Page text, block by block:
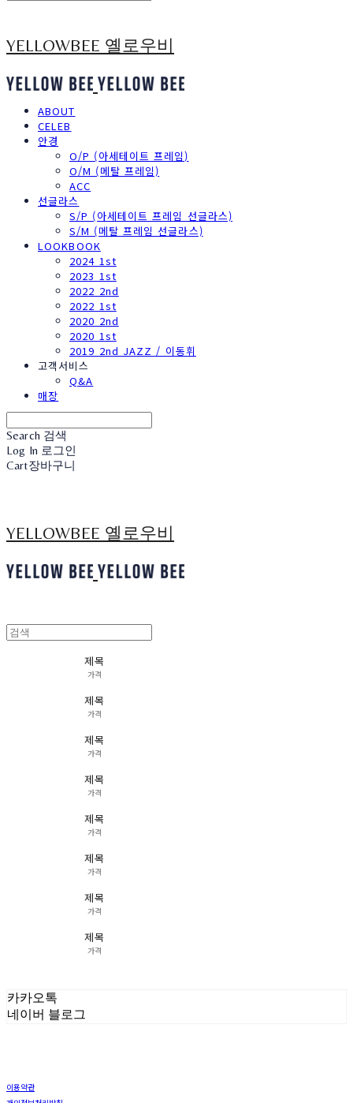
YELLOWBEE 옐로우비
ABOUT
CELEB
안경
O/P (아세테이트 프레임)
O/M (메탈 프레임)
ACC
선글라스
S/P (아세테이트 프레임 선글라스)
S/M (메탈 프레임 선글라스)
LOOKBOOK
2024 1st
2023 1st
2022 2nd
2022 1st
2020 2nd
2020 1st
2019 2nd JAZZ / 이동휘
고객서비스
Q&A
매장
Search 검색
Log In 로그인
Cart장바구니
YELLOWBEE 옐로우비
제목
가격
제목
가격
제목
가격
제목
가격
제목
가격
제목
가격
제목
가격
제목
가격
카카오톡
네이버 블로그
이용약관